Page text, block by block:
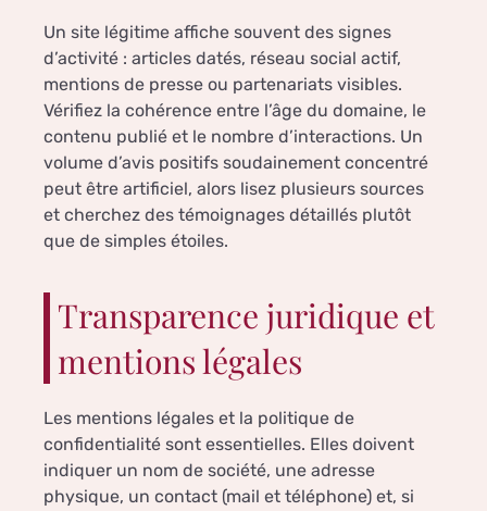
Un site légitime affiche souvent des signes
d’activité : articles datés, réseau social actif,
mentions de presse ou partenariats visibles.
Vérifiez la cohérence entre l’âge du domaine, le
contenu publié et le nombre d’interactions. Un
volume d’avis positifs soudainement concentré
peut être artificiel, alors lisez plusieurs sources
et cherchez des témoignages détaillés plutôt
que de simples étoiles.
Transparence juridique et
mentions légales
Les mentions légales et la politique de
confidentialité sont essentielles. Elles doivent
indiquer un nom de société, une adresse
physique, un contact (mail et téléphone) et, si